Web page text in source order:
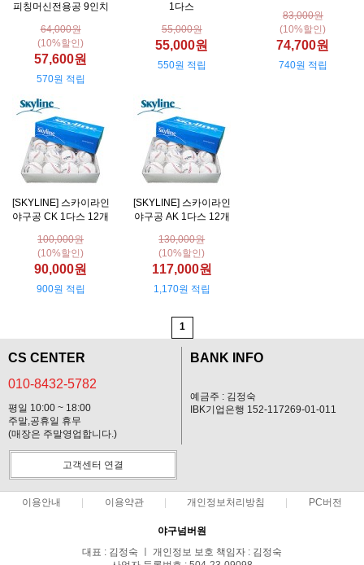
피칭머신전용공 9인치
64,000원
(10%할인)
57,600원
570원 적립
1다스
55,000원
55,000원
550원 적립
83,000원
(10%할인)
74,700원
740원 적립
[SKYLINE] 스카이라인
야구공 CK 1다스 12개
100,000원
(10%할인)
90,000원
900원 적립
[SKYLINE] 스카이라인
야구공 AK 1다스 12개
130,000원
(10%할인)
117,000원
1,170원 적립
1
CS CENTER
010-8432-5782
평일 10:00 ~ 18:00
주말,공휴일 휴무
(매장은 주말영업합니다.)
BANK INFO
예금주 : 김정숙
IBK기업은행 152-117269-01-011
고객센터 연결
이용안내 이용약관 개인정보처리방침 PC버전
야구넘버원
대표 : 김정숙 ㅣ 개인정보 보호 책임자 : 김정숙